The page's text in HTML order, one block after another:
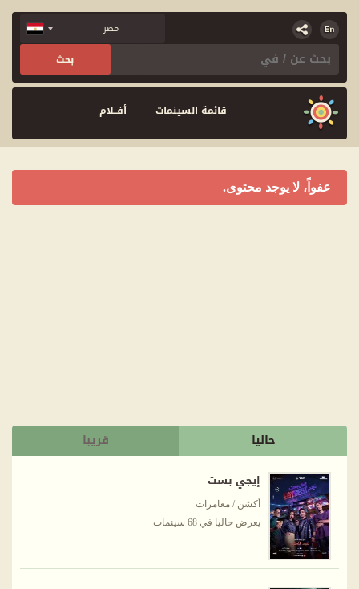
قائمة السينمات أفــلام
عفواً، لا يوجد محتوى.
حاليا قريبا
إيجي بست
أكشن / مغامرات
يعرض حاليا في 68 سينمات